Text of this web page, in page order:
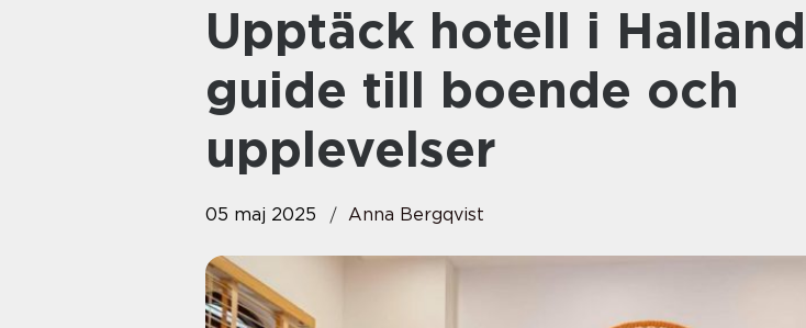
Upptäck hotell i Halland: En
guide till boende och
upplevelser
05 maj 2025 Anna Bergqvist